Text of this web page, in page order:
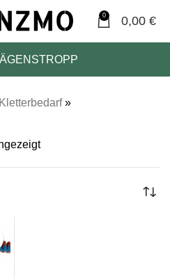
0 0,00 €
Kletterbedarf»